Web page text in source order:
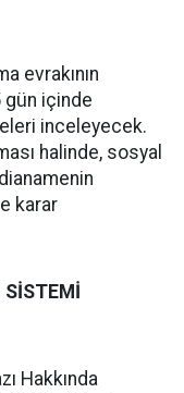
evrakının
gün içinde
inceleyecek.
halinde, sosyal
karar
SİSTEMİ
Hakkında